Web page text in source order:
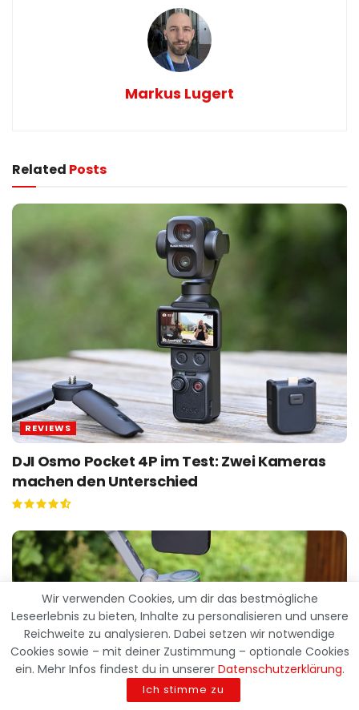
Markus Lugert
Related Posts
REVIEWS
DJI Osmo Pocket 4P im Test: Zwei Kameras
machen den Unterschied
Wir verwenden Cookies, um dir das bestmögliche
Leseerlebnis zu bieten, Inhalte zu personalisieren und unsere
Reichweite zu analysieren. Dabei setzen wir notwendige
Cookies sowie – mit deiner Zustimmung – optionale Cookies
ein. Mehr Infos findest du in unserer Datenschutzerklärung.
Ich stimme zu